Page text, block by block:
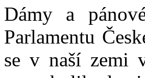
Dámy a
Parlamentu
se v naší zemi